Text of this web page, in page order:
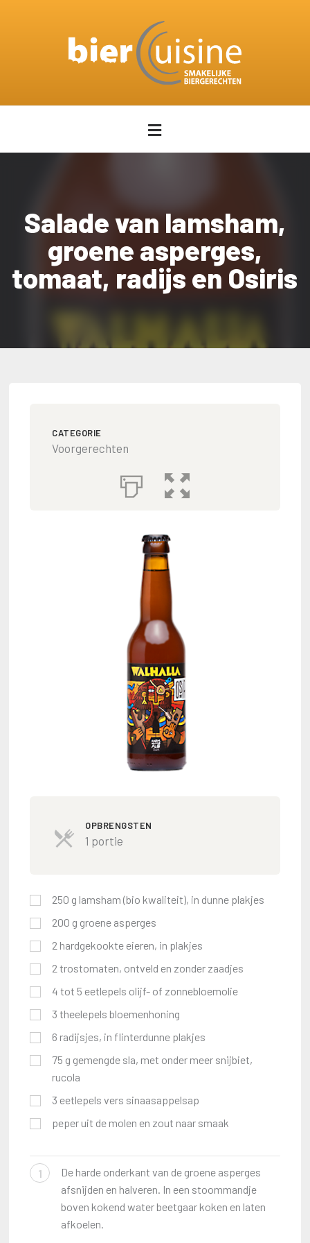
Salade van lamsham,
groene asperges,
tomaat, radijs en Osiris
CATEGORIE
Voorgerechten
OPBRENGSTEN
1 portie
250 g lamsham (bio kwaliteit), in dunne plakjes
200 g groene asperges
2 hardgekookte eieren, in plakjes
2 trostomaten, ontveld en zonder zaadjes
4 tot 5 eetlepels olijf- of zonnebloemolie
3 theelepels bloemenhoning
6 radijsjes, in flinterdunne plakjes
75 g gemengde sla, met onder meer snijbiet,
rucola
3 eetlepels vers sinaasappelsap
peper uit de molen en zout naar smaak
1
De harde onderkant van de groene asperges
afsnijden en halveren. In een stoommandje
boven kokend water beetgaar koken en laten
afkoelen.